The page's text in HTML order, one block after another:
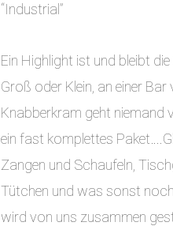
“Industrial”
Ein Highlight ist und bleibt
Groß oder Klein, an einer Bar
Knabberkram geht niemand
ein fast komplettes
Zangen und Schaufeln,
Tütchen und was sonst
wird von uns zusammen